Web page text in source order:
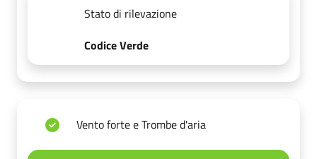
Stato di rilevazione
Codice Verde
Vento forte e Trombe d'aria